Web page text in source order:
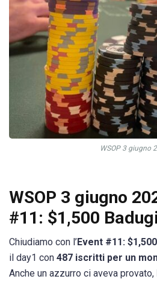
WSOP 3 giugno
WSOP 3 giugno
#11: $1,500 Badugi
Chiudiamo con l’Event #11:
il day1 con 487 iscritti per un
Anche un azzurro ci aveva provato,